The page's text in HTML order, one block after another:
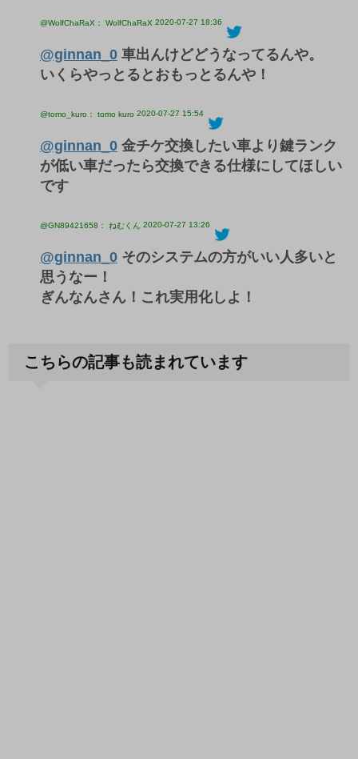
@WolfChaRaX： WolfChaRaX 2020-07-27 18:36
@ginnan_0 車出んけどどうなってるんや。
いくらやっとるとおもっとるんや！
@tomo_kuro： tomo kuro 2020-07-27 15:54
@ginnan_0 金チケ交換したい車より鍵ランク
が低い車だったら交換できる仕様にしてほしい
です
@GN89421658： ねむくん 2020-07-27 13:26
@ginnan_0 そのシステムの方がいい人多いと
思うなー！
ぎんなんさん！これ実用化しよ！
こちらの記事も読まれています